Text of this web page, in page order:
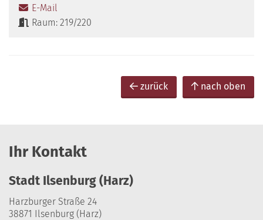
E-Mail
Raum: 219/220
zurück nach oben
Ihr Kontakt
Stadt Ilsenburg (Harz)
Harzburger Straße 24
38871 Ilsenburg (Harz)